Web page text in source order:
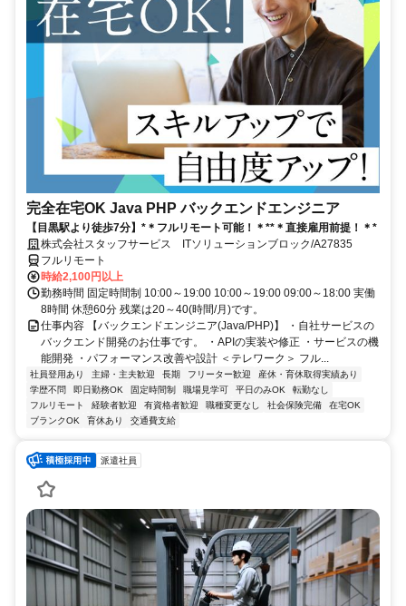
完全在宅OK Java PHP バックエンドエンジニア
【目黒駅より徒歩7分】*＊フルリモート可能！＊**＊直接雇用前提！＊*
株式会社スタッフサービス ITソリューションブロック/A27835
フルリモート
時給2,100円以上
勤務時間 固定時間制 10:00～19:00 10:00～19:00 09:00～18:00 実働
8時間 休憩60分 残業は20～40(時間/月)です。
仕事内容 【バックエンドエンジニア(Java/PHP)】 ・自社サービスの
バックエンド開発のお仕事です。 ・APIの実装や修正 ・サービスの機
能開発 ・パフォーマンス改善や設計 ＜テレワーク＞ フル...
社員登用あり 主婦・主夫歓迎 長期 フリーター歓迎
産休・育休取得実績あり
学歴不問
即日勤務OK 固定時間制 職場見学可 平日のみOK
転勤なし
フルリモート
経験者歓迎 有資格者歓迎 職種変更なし 社会保険完備
在宅OK
ブランクOK
育休あり 交通費支給
派遣社員